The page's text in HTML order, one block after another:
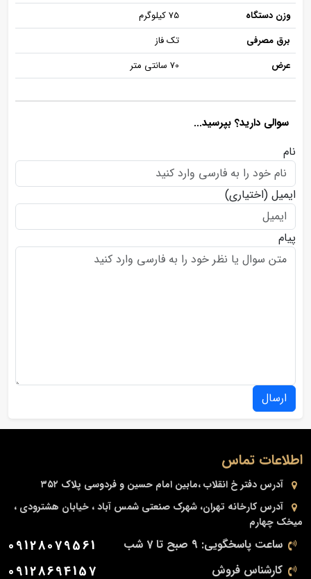
وزن دستگاه
75 کیلوگرم
برق مصرفی
تک فاز
عرض
70 سانتی متر
سوالی دارید؟ بپرسید...
نام
ایمیل (اختیاری)
پیام
ارسال
اطلاعات تماس
آدرس دفتر خ انقلاب ،مابین امام حسین و فردوسی پلاک ۳۵۲
آدرس کارخانه تهران، شهرک صنعتی شمس آباد ، خیابان هشترودی ،
میخک چهارم
ساعت پاسخگویی: 9 صبح تا 7 شب 09128079561
کارشناس فروش 09128694157